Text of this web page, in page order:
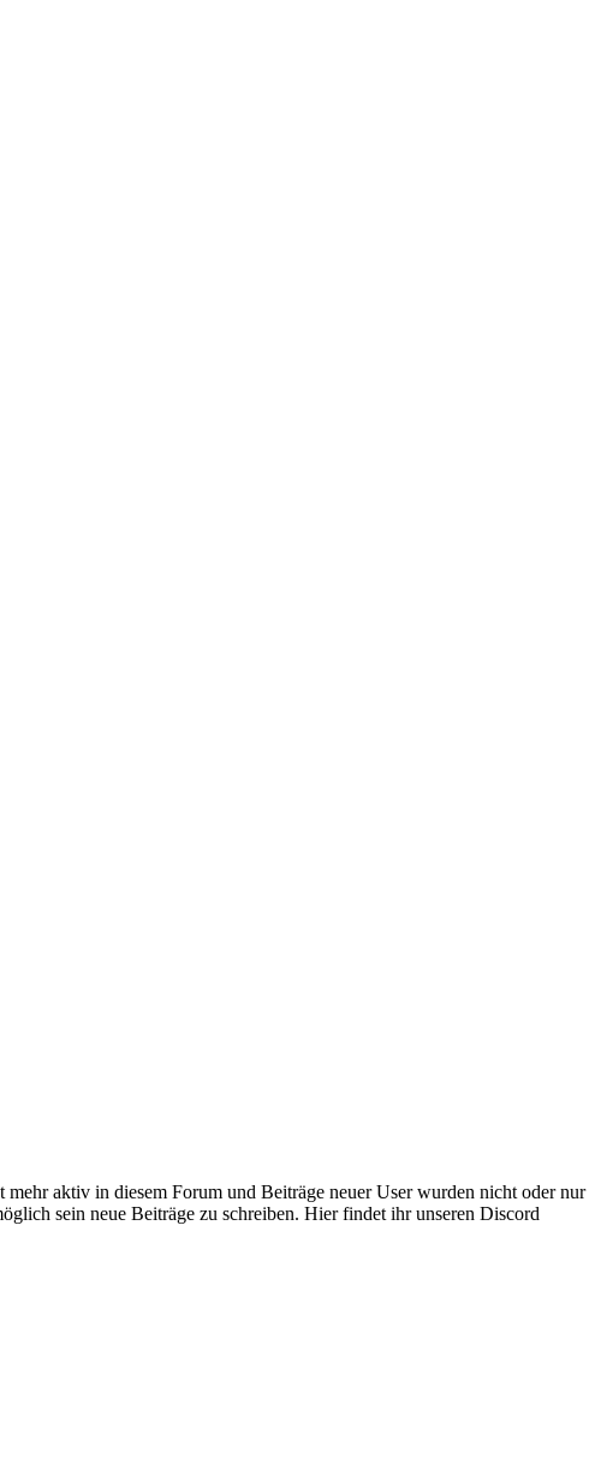
aktiv in diesem Forum und Beiträge neuer User wurden nicht oder nur
sein neue Beiträge zu schreiben. Hier findet ihr unseren Discord